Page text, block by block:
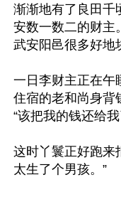
渐渐地有了良田千
安数一数二的财主
武安阳邑很多好地
一日李财主正在午
住宿的老和尚身背
“该把我的钱还给我
这时丫鬟正好跑来
太生了个男孩。”